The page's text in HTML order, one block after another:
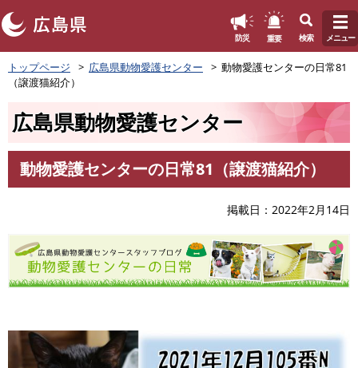
ペ
ー
。
防災 重要 検索 メニュー
トップページ 広島県動物愛護センター
動物愛護センターの日常81
（譲渡猫紹介）
広島県動物愛護センター
文
動物愛護センターの日常81（譲渡猫紹介）
掲載日 2022年2月14日